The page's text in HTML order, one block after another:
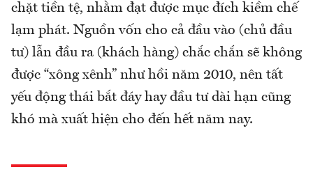
chặt tiền tệ, nhằm đạt được mục đích kiềm chế
lạm phát. Nguồn vốn cho cả đầu vào (chủ đầu
tư) lẫn đầu ra (khách hàng) chắc chắn sẽ không
được “xông xênh” như hồi năm 2010, nên tất
yếu động thái bắt đáy hay đầu tư dài hạn cũng
khó mà xuất hiện cho đến hết năm nay.